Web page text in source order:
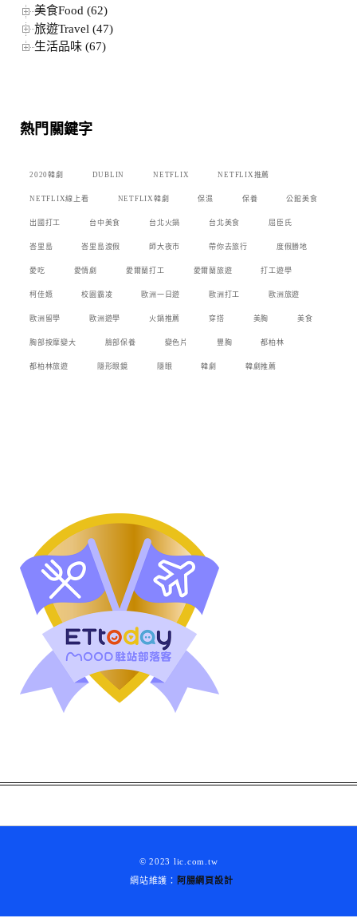
美食Food (62)
旅遊Travel (47)
生活品味 (67)
熱門關鍵字
2020韓劇 DUBLIN NETFLIX NETFLIX推薦
NETFLIX線上看 NETFLIX韓劇 保濕 保養 公館美食
出國打工 台中美食 台北火鍋 台北美食 屈臣氏
峇里島 峇里島渡假 師大夜市 帶你去旅行 度假勝地
愛吃 愛情劇 愛爾蘭打工 愛爾蘭旅遊 打工遊學
柯佳嬿 校園霸凌 歐洲一日遊 歐洲打工 歐洲旅遊
歐洲留學 歐洲遊學 火鍋推薦 穿搭 美胸 美食
胸部按摩變大 臉部保養 變色片 豐胸 都柏林
都柏林旅遊 隱形眼鏡 隱眼 韓劇 韓劇推薦
© 2023 lic.com.tw
網站維護： 阿腸網頁設計